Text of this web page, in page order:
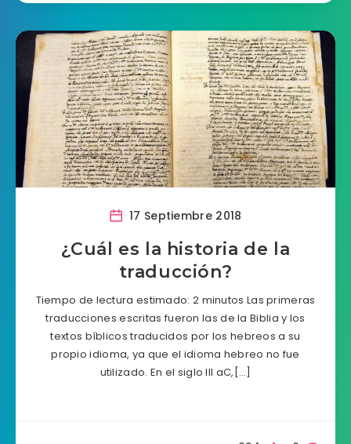
17 Septiembre 2018
¿Cuál es la historia de la
traducción?
Tiempo de lectura estimado: 2 minutos Las primeras
traducciones escritas fueron las de la Biblia y los
textos bíblicos traducidos por los hebreos a su
propio idioma, ya que el idioma hebreo no fue
utilizado. En el siglo III aC,[…]